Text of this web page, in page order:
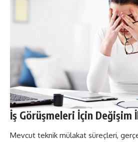
İş Görüşmeleri İçin Değişim
Mevcut teknik mülakat süreçleri,